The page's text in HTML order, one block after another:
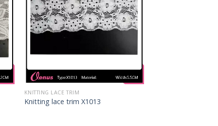
KNITTING LACE TRIM
Knitting lace trim X1013